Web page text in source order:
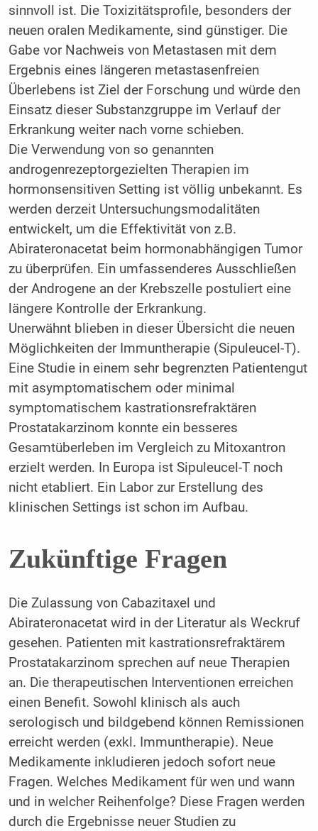
sinnvoll ist. Die Toxizitätsprofile, besonders der
neuen oralen Medikamente, sind günstiger. Die
Gabe vor Nachweis von Metastasen mit dem
Ergebnis eines längeren metastasenfreien
Überlebens ist Ziel der Forschung und würde den
Einsatz dieser Substanzgruppe im Verlauf der
Erkrankung weiter nach vorne schieben.
Die Verwendung von so genannten
androgenrezeptorgezielten Therapien im
hormonsensitiven Setting ist völlig unbekannt. Es
werden derzeit Untersuchungsmodalitäten
entwickelt, um die Effektivität von z.B.
Abirateronacetat beim hormonabhängigen Tumor
zu überprüfen. Ein umfassenderes Ausschließen
der Androgene an der Krebszelle postuliert eine
längere Kontrolle der Erkrankung.
Unerwähnt blieben in dieser Übersicht die neuen
Möglichkeiten der Immuntherapie (Sipuleucel-T).
Eine Studie in einem sehr begrenzten Patientengut
mit asymptomatischem oder minimal
symptomatischem kastrationsrefraktären
Prostatakarzinom konnte ein besseres
Gesamtüberleben im Vergleich zu Mitoxantron
erzielt werden. In Europa ist Sipuleucel-T noch
nicht etabliert. Ein Labor zur Erstellung des
klinischen Settings ist schon im Aufbau.
Zukünftige Fragen
Die Zulassung von Cabazitaxel und
Abirateronacetat wird in der Literatur als Weckruf
gesehen. Patienten mit kastrationsrefraktärem
Prostatakarzinom sprechen auf neue Therapien
an. Die therapeutischen Interventionen erreichen
einen Benefit. Sowohl klinisch als auch
serologisch und bildgebend können Remissionen
erreicht werden (exkl. Immuntherapie). Neue
Medikamente inkludieren jedoch sofort neue
Fragen. Welches Medikament für wen und wann
und in welcher Reihenfolge? Diese Fragen werden
durch die Ergebnisse neuer Studien zu